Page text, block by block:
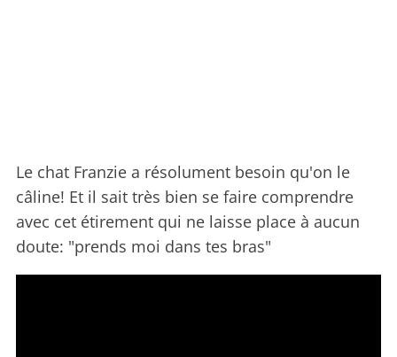
Le chat Franzie a résolument besoin qu'on le
câline! Et il sait très bien se faire comprendre
avec cet étirement qui ne laisse place à aucun
doute: "prends moi dans tes bras"